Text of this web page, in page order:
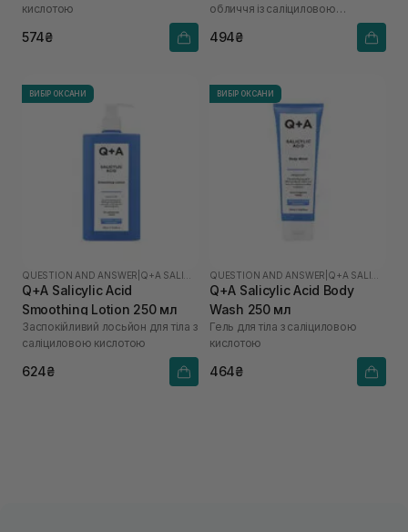
кислотою
574₴
обличчя із саліциловою
494₴
ВИБІР ОКСАНИ
QUESTION AND ANSWER
Q+A Salicylic Acid
Smoothing Lotion 250 мл
Заспокійливий лосьйон для тіла з
саліциловою кислотою
624₴
ВИБІР ОКСАНИ
QUESTION AND ANSWER
Q+A Salicylic Acid Body
Wash 250 мл
Гель для тіла з саліциловою
кислотою
464₴